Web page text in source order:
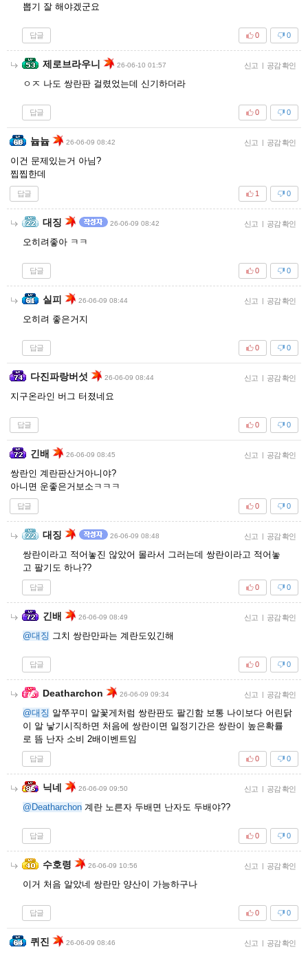
뽑기 잘 해야겠군요
답글 0
0
제로브라우니 26-06-10 01:57 신고 | 공감 확인
ㅇㅈ 나도 쌍란판 걸렸었는데 신기하더라
답글 0
0
늅늅 26-06-09 08:42 신고 | 공감 확인
이건 문제있는거 아님?
찝찝한데
답글 0
1
대징 26-06-09 08:42 신고 | 공감 확인
오히려좋아 ㅋㅋ
답글 0
0
실피 26-06-09 08:44 신고 | 공감 확인
오히려 좋은거지
답글 0
0
다진파랑버섯 26-06-09 08:44 신고 | 공감 확인
지구온라인 버그 터졌네요
답글 0
0
긴배 26-06-09 08:45 신고 | 공감 확인
쌍란인 계란판산거아니야?
아니면 운좋은거보소ㅋㅋㅋ
답글 0
0
대징 26-06-09 08:48 신고 | 공감 확인
쌍란이라고 적어놓진 않았어 몰라서 그러는데 쌍란이라고 적어놓
고 팔기도 하나??
답글 0
0
긴배 26-06-09 08:49 신고 | 공감 확인
@대징 그치 쌍란만파는 계란도있긴해
답글 0
0
Deatharchon 26-06-09 09:34 신고 | 공감 확인
@대징 알쭈꾸미 알꽃게처럼 쌍란판도 팔긴함 보통 나이보다 어린닭
이 알 낳기시직하면 처음에 쌍란이면 일정기간은 쌍란이 높은확률
로 뜸 난자 소비 2배이벤트임
답글 0
0
닉네 26-06-09 09:50 신고 | 공감 확인
@Deatharchon 계란 노른자 두배면 난자도 두배야??
답글 0
0
수호령 26-06-09 10:56 신고 | 공감 확인
이거 처음 알았네 쌍란만 양산이 가능하구나
답글 0
0
퀴진 26-06-09 08:46 신고 | 공감 확인